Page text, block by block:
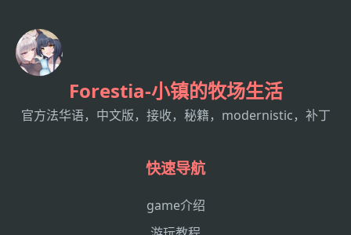
Forestia-小镇的牧场生活
官方法华语，中文版，接收，秘籍，modernistic，补丁
快速导航
game介绍